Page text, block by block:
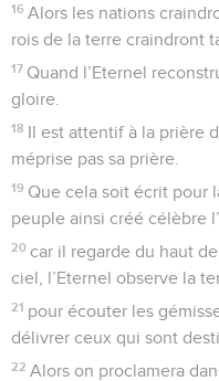
16 Alors les nations
rois de la terre craindront
17 Quand l’Eternel
gloire.
18 Il est attentif à la prière
méprise pas sa prière.
19 Que cela soit écrit pour
peuple ainsi créé célèbre
20 car il regarde du haut
ciel, l’Eternel observe la
21 pour écouter les
délivrer ceux qui sont
22 Alors on proclamera